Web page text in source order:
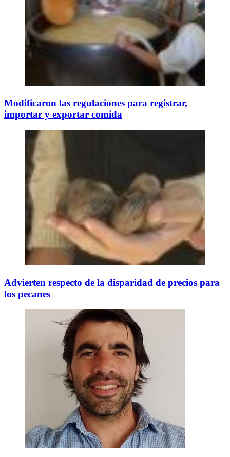
Modificaron las regulaciones para registrar,
importar y exportar comida
Advierten respecto de la disparidad de precios para
los pecanes